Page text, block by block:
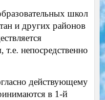
школ
и других районов
непосредственно
действующему
в 1-й